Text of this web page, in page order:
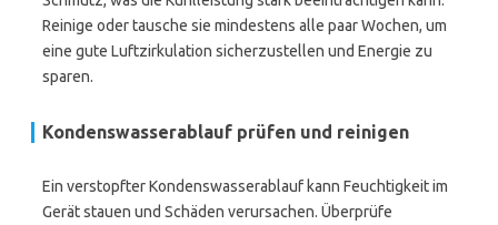
Reinige oder tausche sie mindestens alle paar Wochen, um
eine gute Luftzirkulation sicherzustellen und Energie zu
sparen.
Kondenswasserablauf prüfen und reinigen
Ein verstopfter Kondenswasserablauf kann Feuchtigkeit im
Gerät stauen und Schäden verursachen. Überprüfe